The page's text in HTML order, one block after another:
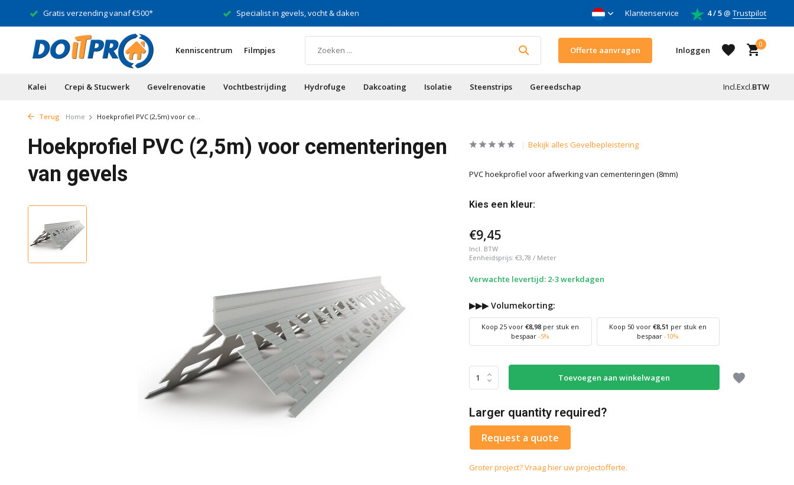
Gratis verzending vanaf €500* Specialist in gevels, vocht & daken Klantenservice 4 / 5@ Trustpilot
Kenniscentrum Filmpjes Offerte aanvragen Inloggen
0
Kalei Crepi & Stucwerk Gevelrenovatie Vochtbestrijding Hydrofuge Dakcoating Isolatie Steenstrips Gereedschap Incl.Excl.BTW
Terug Home Hoekprofiel PVC (2,5m) voor ce...
Hoekprofiel PVC (2,5m) voor cementeringen
van gevels
Bekijk alles Gevelbepleistering
PVC hoekprofiel voor afwerking van cementeringen (8mm)
Kies een kleur:
€9,45
Incl. BTW
Eenheidsprijs: €3,78 / Meter
Verwachte levertijd: 2-3 werkdagen
▶▶▶ Volumekorting:
Koop 25 voor€8,98 per stuk en
bespaar-5%
Koop 50 voor€8,51 per stuk en
bespaar-10%
Toevoegen aan winkelwagen
Larger quantity required?
Request a quote
Groter project? Vraag hier uw projectofferte.